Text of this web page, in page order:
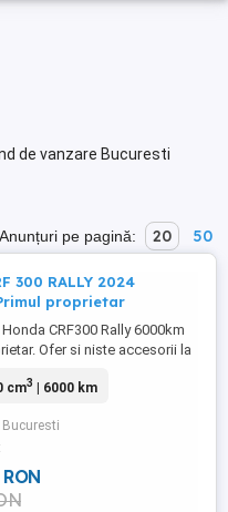
de vanzare Bucuresti
Anunțuri pe pagină: 20 50
300 RALLY 2024
proprietar
CRF300 Rally 6000km
Ofer si niste accesorii la
noua din rep Bucuresti - nov
cum sa raspund la telefon.
telefon. Multumesc!
cm3 | 6000 km
Bucuresti